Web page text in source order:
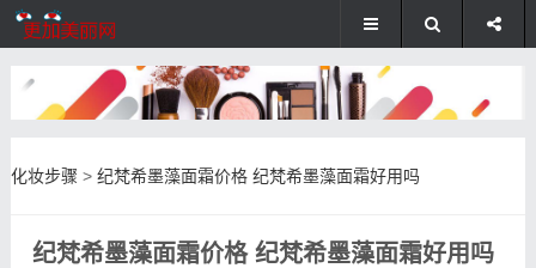
化妆步骤 > 纪梵希墨藻面霜价格 纪梵希墨藻面霜好用吗
纪梵希墨藻面霜价格 纪梵希墨藻面霜好用吗